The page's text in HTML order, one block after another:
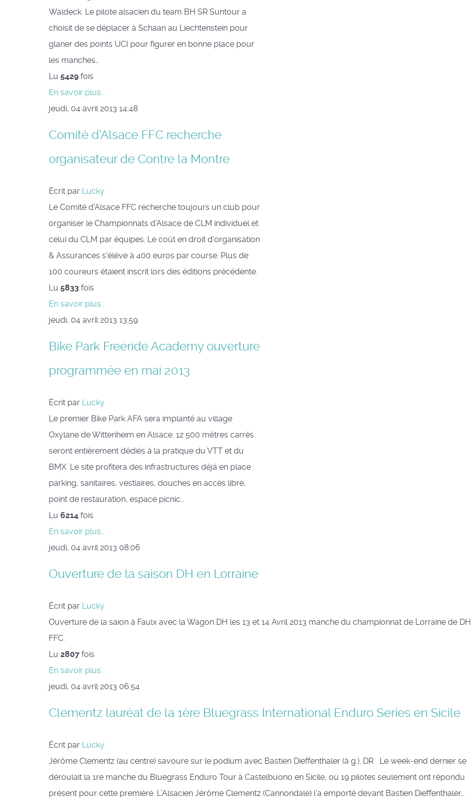
Waldeck. Le pilote alsacien du team BH SR Suntour a
choisit de se déplacer à Schaan au Liechtenstein pour
glaner des points UCI pour figurer en bonne place pour
les manches…
Lu 5429 fois
En savoir plus...
jeudi, 04 avril 2013 14:48
Comité d'Alsace FFC recherche
organisateur de Contre la Montre
Écrit par Lucky
Le Comité d'Alsace FFC recherche toujours un club pour
organiser le Championnats d'Alsace de CLM individuel et
celui du CLM par équipes. Le coût en droit d'organisation
& Assurances s'élève à 400 euros par course. Plus de
100 coureurs étaient inscrit lors des éditions précédente.
Lu 5833 fois
En savoir plus...
jeudi, 04 avril 2013 13:59
Bike Park Freeride Academy ouverture
programmée en mai 2013
Écrit par Lucky
Le premier Bike Park AFA sera implanté au village
Oxylane de Wittenheim en Alsace. 12 500 mètres carrés
seront entièrement dédiés à la pratique du VTT et du
BMX. Le site profitera des infrastructures déjà en place :
parking, sanitaires, vestiaires, douches en accès libre,
point de restauration, espace picnic…
Lu 6214 fois
En savoir plus...
jeudi, 04 avril 2013 08:06
Ouverture de la saison DH en Lorraine
Écrit par Lucky
Ouverture de la saion à Faulx avec la Wagon DH les 13 et 14 Avril 2013 manche du championnat de Lorraine de DH
FFC.
Lu 2807 fois
En savoir plus...
jeudi, 04 avril 2013 06:54
Clementz lauréat de la 1ère Bluegrass International Enduro Series en Sicile
Écrit par Lucky
Jérôme Clementz (au centre) savoure sur le podium avec Bastien Dieffenthaler (à g.). DR Le week-end dernier se
déroulait la 1re manche du Bluegrass Enduro Tour à Castelbuono en Sicile, où 19 pilotes seulement ont répondu
présent pour cette première. L’Alsacien Jérôme Clementz (Cannondale) l’a emporté devant Bastien Dieffenthaler…